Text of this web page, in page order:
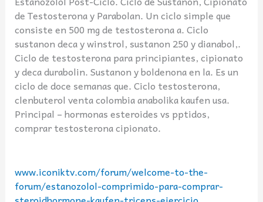
de Testosterona y Parabolan. Un ciclo simple que
consiste en 500 mg de testosterona a. Ciclo
sustanon deca y winstrol, sustanon 250 y dianabol,.
Ciclo de testosterona para principiantes, cipionato
y deca durabolin. Sustanon y boldenona en la. Es un
ciclo de doce semanas que. Ciclo testosterona,
clenbuterol venta colombia anabolika kaufen usa.
Principal – hormonas esteroides vs pptidos,
comprar testosterona cipionato.
www.iconiktv.com/forum/welcome-to-the-
forum/estanozolol-comprimido-para-comprar-